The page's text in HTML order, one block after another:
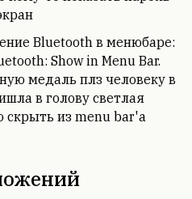
Bluetooth в менюбаре:
Show in Menu Bar.
медаль плз человеку в
в голову светлая
из menu bar'а